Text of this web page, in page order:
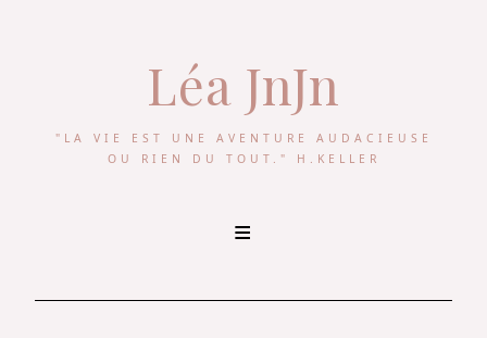
Léa JnJn
"LA VIE EST UNE AVENTURE AUDACIEUSE
OU RIEN DU TOUT." H.KELLER